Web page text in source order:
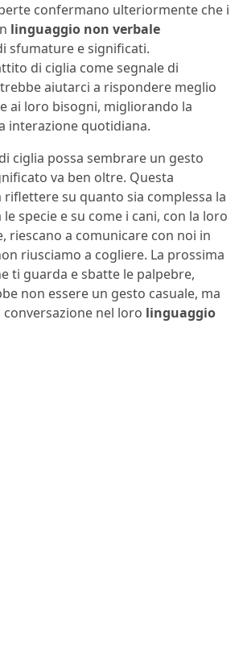
confermano ulteriormente che i
linguaggio non verbale
sfumature e significati.
di ciglia come segnale di
aiutarci a rispondere meglio
ai loro bisogni, migliorando la
interazione quotidiana.
ciglia possa sembrare un gesto
va ben oltre. Questa
riflettere su quanto sia complessa la
specie e su come i cani, con la loro
riescano a comunicare con noi in
riusciamo a cogliere. La prossima
ti guarda e sbatte le palpebre,
non essere un gesto casuale, ma
nel loro linguaggio